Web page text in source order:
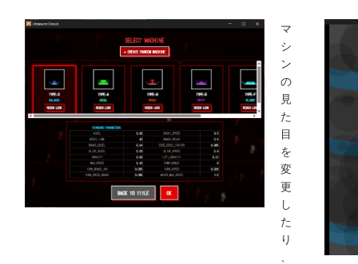
マ
シ
ン
の
見
た
目
を
変
更
し
た
り